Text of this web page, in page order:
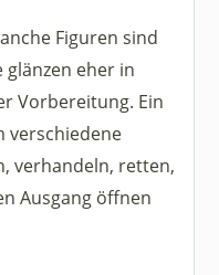
Figuren sind
eher in
Vorbereitung. Ein
verschiedene
verhandeln, retten,
Ausgang öffnen